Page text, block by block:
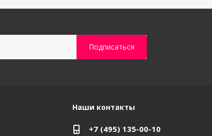
Наши контакты
+7 (495) 135-00-10